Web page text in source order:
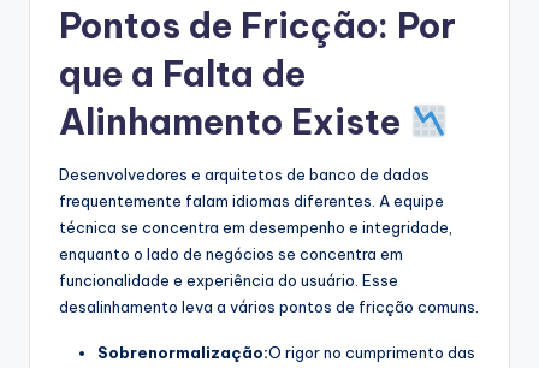
Pontos de Fricção: Por
que a Falta de
Alinhamento Existe
Desenvolvedores e arquitetos de banco de dados
frequentemente falam idiomas diferentes. A equipe
técnica se concentra em desempenho e integridade,
enquanto o lado de negócios se concentra em
funcionalidade e experiência do usuário. Esse
desalinhamento leva a vários pontos de fricção comuns.
Sobrenormalização:O rigor no cumprimento das